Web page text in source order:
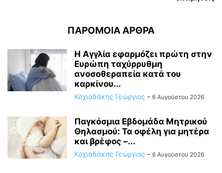
ΠΑΡΟΜΟΙΑ ΑΡΘΡΑ
Η Αγγλία εφαρμόζει πρώτη στην
Ευρώπη ταχύρρυθμη
ανοσοθεραπεία κατά του
καρκίνου...
Κοχιαδάκης Γεώργιος - 6 Αυγούστου 2026
Παγκόσμια Εβδομάδα Μητρικού
Θηλασμού: Τα οφέλη για μητέρα
και βρέφος –...
Κοχιαδάκης Γεώργιος - 6 Αυγούστου 2026